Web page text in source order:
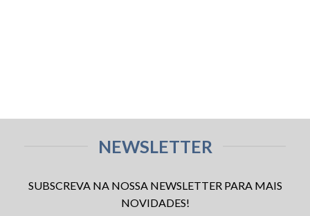
NEWSLETTER
SUBSCREVA NA NOSSA NEWSLETTER PARA MAIS
NOVIDADES!